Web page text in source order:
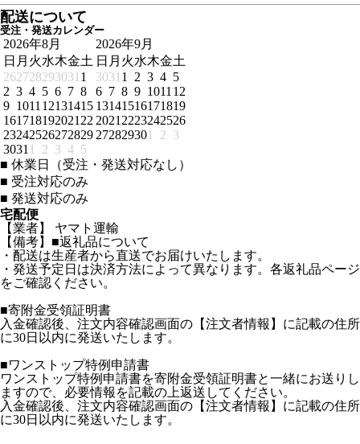
配送について
受注・発送カレンダー
2026年8月
日 月 火水木金土
262728293031 1
2 3 4 5 6 7 8
9 1011 12131415
161718192021 22
23242526272829
3031 1 2 3 4 5
2026年9月
日 月 火水木金土
3031 1 2 3 4 5
6 7 8 9 1011 12
13141516171819
2021 2223242526
272829301 2 3
■ 休業日（受注・発送対応なし）
■ 受注対応のみ
■ 発送対応のみ
宅配便
【業者】 ヤマト運輸
【備考】■返礼品について
・配送は生産者から直送でお届けいたします。
・発送予定日は決済方法によって異なります。各返礼品ページ
をご確認ください。
■寄附金受領証明書
入金確認後、注文内容確認画面の【注文者情報】に記載の住所
に30日以内に発送いたします。
■ワンストップ特例申請書
ワンストップ特例申請書を寄附金受領証明書と一緒にお送りし
ますので、必要情報を記載の上返送してください。
入金確認後、注文内容確認画面の【注文者情報】に記載の住所
に30日以内に発送いたします。